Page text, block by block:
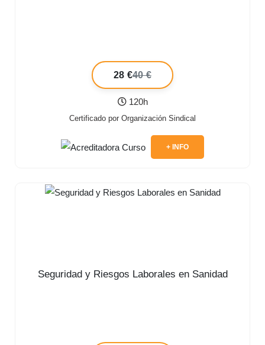
28 €40 €
120h
Certificado por Organización Sindical
+ INFO
Seguridad y Riesgos Laborales en Sanidad